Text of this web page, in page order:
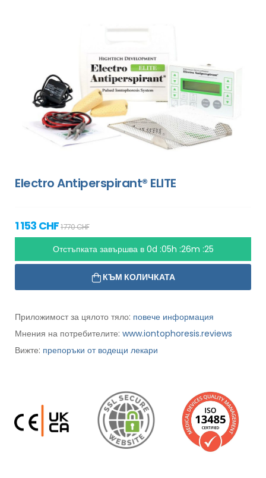
Electro Antiperspirant® ELITE
1 153 CHF1 770 CHF
Отстъпката завършва в 0d :05h :26m :24
КЪМ КОЛИЧКАТА
Приложимост за цялото тяло: повече информация
Мнения на потребителите: www.iontophoresis.reviews
Вижте: препоръки от водещи лекари